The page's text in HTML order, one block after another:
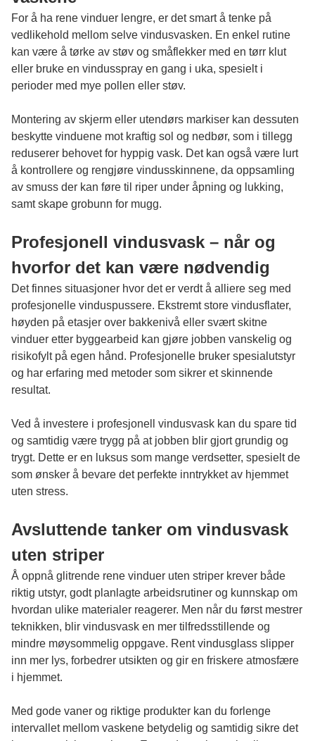
For å ha rene vinduer lengre, er det smart å tenke på
vedlikehold mellom selve vindusvasken. En enkel rutine
kan være å tørke av støv og småflekker med en tørr klut
eller bruke en vindusspray en gang i uka, spesielt i
perioder med mye pollen eller støv.
Montering av skjerm eller utendørs markiser kan dessuten
beskytte vinduene mot kraftig sol og nedbør, som i tillegg
reduserer behovet for hyppig vask. Det kan også være lurt
å kontrollere og rengjøre vindusskinnene, da oppsamling
av smuss der kan føre til riper under åpning og lukking,
samt skape grobunn for mugg.
Profesjonell vindusvask – når og
hvorfor det kan være nødvendig
Det finnes situasjoner hvor det er verdt å alliere seg med
profesjonelle vinduspussere. Ekstremt store vindusflater,
høyden på etasjer over bakkenivå eller svært skitne
vinduer etter byggearbeid kan gjøre jobben vanskelig og
risikofylt på egen hånd. Profesjonelle bruker spesialutstyr
og har erfaring med metoder som sikrer et skinnende
resultat.
Ved å investere i profesjonell vindusvask kan du spare tid
og samtidig være trygg på at jobben blir gjort grundig og
trygt. Dette er en luksus som mange verdsetter, spesielt de
som ønsker å bevare det perfekte inntrykket av hjemmet
uten stress.
Avsluttende tanker om vindusvask
uten striper
Å oppnå glitrende rene vinduer uten striper krever både
riktig utstyr, godt planlagte arbeidsrutiner og kunnskap om
hvordan ulike materialer reagerer. Men når du først mestrer
teknikken, blir vindusvask en mer tilfredsstillende og
mindre møysommelig oppgave. Rent vindusglass slipper
inn mer lys, forbedrer utsikten og gir en friskere atmosfære
i hjemmet.
Med gode vaner og riktige produkter kan du forlenge
intervallet mellom vaskene betydelig og samtidig sikre det